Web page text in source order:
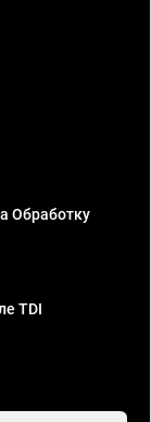
Обработку
TDI